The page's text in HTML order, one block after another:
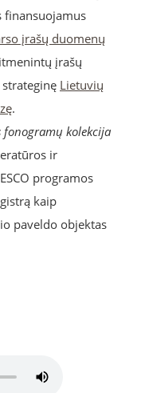
finansuojamus
įrašų duomenų
įrašų
Lietuvių
.
kolekcija
ir
programos
kaip
paveldo objektas